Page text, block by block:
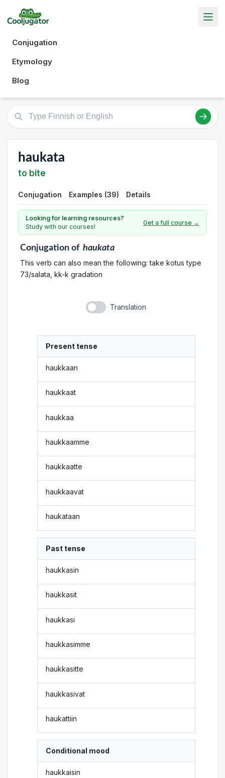
Conjugation
Etymology
Blog
haukata
to bite
Conjugation Examples (39) Details
Looking for learning resources?
Study with our courses!
Get a full course →
Conjugationof haukata
This verb can also mean the following: take kotus type
73/salata, kk-k gradation
Translation
Present tense
haukkaan
haukkaat
haukkaa
haukkaamme
haukkaatte
haukkaavat
haukataan
Past tense
haukkasin
haukkasit
haukkasi
haukkasimme
haukkasitte
haukkasivat
haukattiin
Conditional mood
haukkaisin